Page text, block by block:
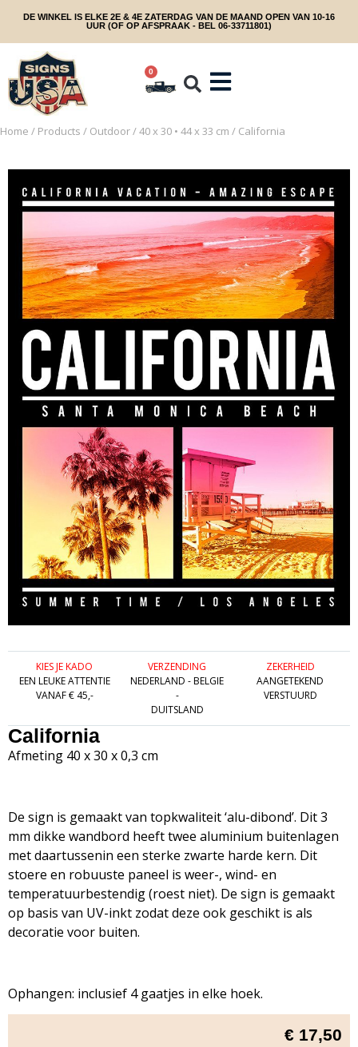
DE WINKEL IS ELKE 2E & 4E ZATERDAG VAN DE MAAND OPEN VAN 10-16
UUR (OF OP AFSPRAAK - BEL 06-33711801)
0
Home / Products / Outdoor/40 x 30 • 44 x 33 cm / California
KIES JE KADO
EEN LEUKE ATTENTIE
VANAF € 45,-
VERZENDING
NEDERLAND - BELGIE
-
DUITSLAND
ZEKERHEID
AANGETEKEND
VERSTUURD
California
Afmeting 40 x 30 x 0,3 cm
De sign is gemaakt van topkwaliteit ‘alu-dibond’. Dit 3
mm dikke wandbord heeft twee aluminium buitenlagen
met daartussenin een sterke zwarte harde kern. Dit
stoere en robuuste paneel is weer-, wind- en
temperatuurbestendig (roest niet). De sign is gemaakt
op basis van UV-inkt zodat deze ook geschikt is als
decoratie voor buiten.
Ophangen: inclusief 4 gaatjes in elke hoek.
€ 17,50